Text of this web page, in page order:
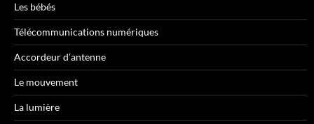
Les bébés
Télécommunications numériques
Accordeur d’antenne
Le mouvement
La lumière